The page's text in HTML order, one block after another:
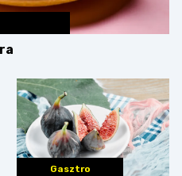
Gasztro